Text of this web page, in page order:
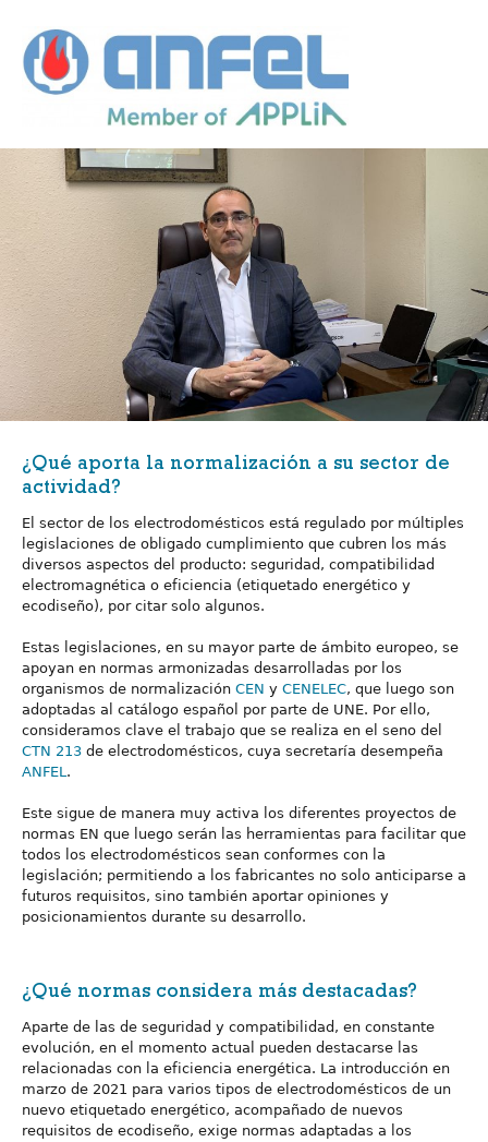
¿Qué aporta la normalización a su sector de
actividad?
El sector de los electrodomésticos está regulado por múltiples
legislaciones de obligado cumplimiento que cubren los más
diversos aspectos del producto: seguridad, compatibilidad
electromagnética o eficiencia (etiquetado energético y
ecodiseño), por citar solo algunos.
Estas legislaciones, en su mayor parte de ámbito europeo, se
apoyan en normas armonizadas desarrolladas por los
organismos de normalización CEN y CENELEC, que luego son
adoptadas al catálogo español por parte de UNE. Por ello,
consideramos clave el trabajo que se realiza en el seno del
CTN 213 de electrodomésticos, cuya secretaría desempeña
ANFEL.
Este sigue de manera muy activa los diferentes proyectos de
normas EN que luego serán las herramientas para facilitar que
todos los electrodomésticos sean conformes con la
legislación; permitiendo a los fabricantes no solo anticiparse a
futuros requisitos, sino también aportar opiniones y
posicionamientos durante su desarrollo.
¿Qué normas considera más destacadas?
Aparte de las de seguridad y compatibilidad, en constante
evolución, en el momento actual pueden destacarse las
relacionadas con la eficiencia energética. La introducción en
marzo de 2021 para varios tipos de electrodomésticos de un
nuevo etiquetado energético, acompañado de nuevos
requisitos de ecodiseño, exige normas adaptadas a los